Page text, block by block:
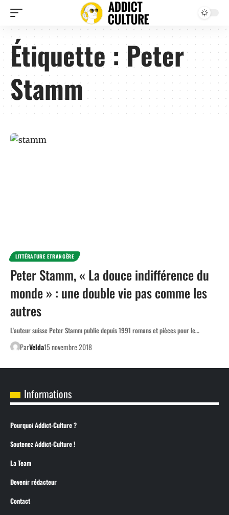
Étiquette :Peter
Stamm
LITTÉRATURE ETRANGÈRE
Peter Stamm, « La douce indifférence du
monde » : une double vie pas comme les
autres
L'auteur suisse Peter Stamm publie depuis 1991 romans et pièces pour le…
ParVelda15 novembre 2018
Informations
Pourquoi Addict-Culture ?
Soutenez Addict-Culture !
La Team
Devenir rédacteur
Contact